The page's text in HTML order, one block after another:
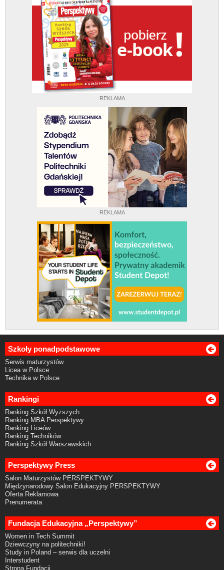
REKLAMA
REKLAMA
Szkoły ponadpodstawowe
Serwis maturzystów
Licea w Polsce
Technika w Polsce
Rankingi
Ranking Szkół Wyższych
Ranking MBA Perspektywy
Ranking Liceów
Ranking Techników
Ranking Szkół Warszawskich
Perspektywy Press
Salon Maturzystów PERSPEKTYWY
Międzynarodowy Salon Edukacyjny PERSPEKTYWY
Oferta Reklamowa
Prenumerata
Fundacja Edukacyjna „Perspektywy”
Women in Tech Summit
Dziewczyny na politechniki!
Study in Poland – serwis dla uczelni
Interstudent
Strona Fundacji